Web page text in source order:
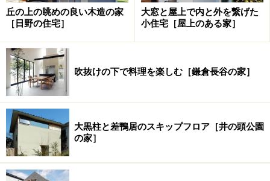
丘の上の眺めの良い木造の家
［日野の住宅］
大窓と屋上で内と外を繋げた
小住宅［屋上のある家］
吹抜けの下で料理を楽しむ［鎌倉長谷の家］
大黒柱と差鴨居のスキップフロア［井の頭公園
の家］